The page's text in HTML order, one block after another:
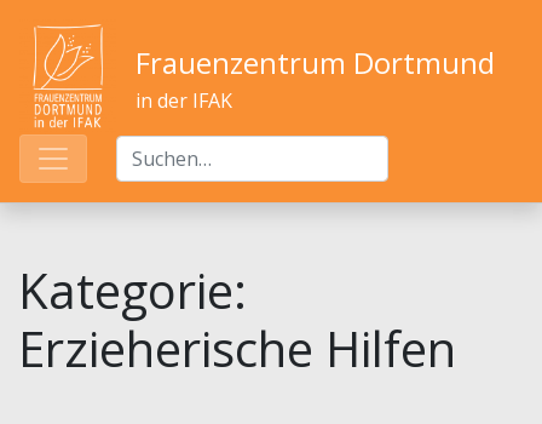
Frauenzentrum Dortmund
in der IFAK
Kategorie:
Erzieherische Hilfen